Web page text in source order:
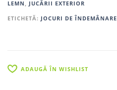
LEMN
JUCĂRII EXTERIOR
ETICHETĂ: JOCURI DE ÎNDEMÂNARE
ADAUGĂ ÎN WISHLIST